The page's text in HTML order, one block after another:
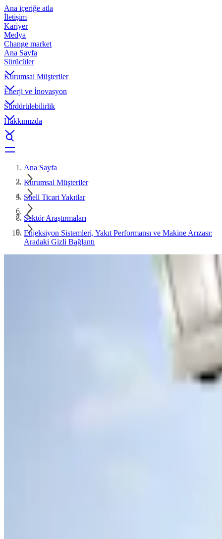
Ana içeriğe atla
İletişim
Kariyer
Medya
Change market
Ana Sayfa
Sürücüler
Kurumsal Müşteriler
Enerji ve İnovasyon
Sürdürülebilirlik
Hakkımızda
Ana Sayfa
Kurumsal Müşteriler
Shell Ticari Yakıtlar
Sektör Araştırmaları
Enjeksiyon Sistemleri, Yakıt Performansı ve Makine Arızası:
Aradaki Gizli Bağlantı